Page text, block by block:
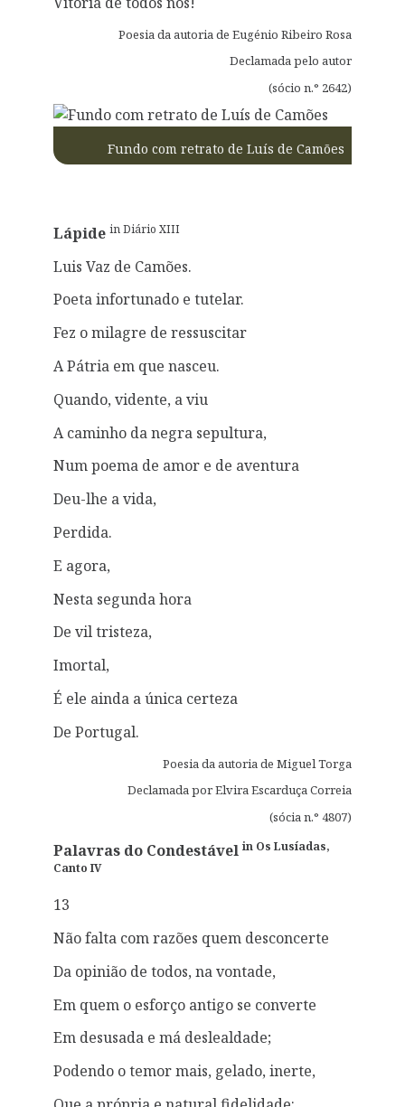
Poesia da autoria de Eugénio Ribeiro Rosa
Declamada pelo autor
(sócio n.° 2642)
Fundo com retrato de Luís de Camões
Lápidein Diário XIII
Luis Vaz de Camões.
Poeta infortunado e tutelar.
Fez o milagre de ressuscitar
A Pátria em que nasceu.
Quando, vidente, a viu
A caminho da negra sepultura,
Num poema de amor e de aventura
Deu-lhe a vida,
Perdida.
E agora,
Nesta segunda hora
De vil tristeza,
Imortal,
É ele ainda a única certeza
De Portugal.
Poesia da autoria de Miguel Torga
Declamada por Elvira Escarduça Correia
(sócia n.° 4807)
Palavras do Condestávelin Os Lusíadas,
Canto IV
13
Não falta com razões quem desconcerte
Da opinião de todos, na vontade,
Em quem o esforço antigo se converte
Em desusada e má deslealdade;
Podendo o temor mais, gelado, inerte,